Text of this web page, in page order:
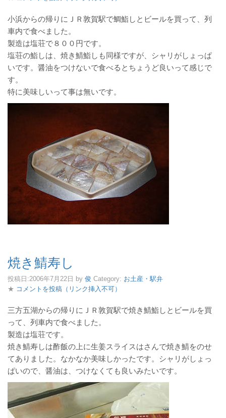
小浜からの帰りにＪＲ敦賀駅で鯛鮨しとビールを買って、列
車内で食べました。
製造は塩荘で８００円です。
塩荘の鮨しは、焼き鯖鮨しも同様ですが、シャリがしょっぱ
いです。醤油をつけないで食べるとちょうど良いって感じで
す。
特に美味しいって事は無いです。
焼き鯖寿し
投稿日:2006年7月22日 by 俊 Category: お土産・駅弁
★ コメントを投稿（リンク挿入不可）
三方五湖からの帰りにＪＲ敦賀駅で焼き鯖鮨しとビールを買
って、列車内で食べました。
製造は塩荘です。
焼き鯖寿しは酢飯の上に生姜スライスはさんで焼き鯖をのせ
てありました。なかなか美味しかったです。シャリがしょっ
ぱいので、醤油は、つけなくても良いみたいです。